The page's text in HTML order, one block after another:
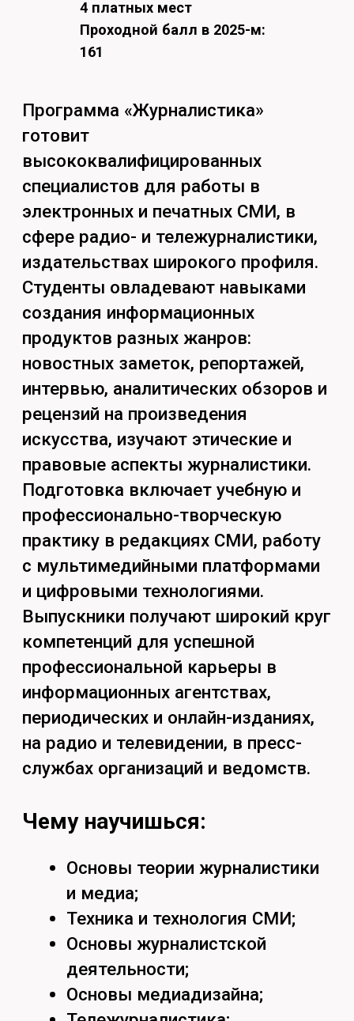
создания информационных
продуктов разных жанров:
новостных заметок, репортажей,
правовые аспекты журналистики.
Подготовка включает учебную и
профессионально-творческую
практику в редакциях СМИ, работу
с мультимедийными платформами
и цифровыми технологиями.
Выпускники получают широкий круг
компетенций для успешной
профессиональной карьеры в
информационных агентствах,
периодических и онлайн-изданиях,
на радио и телевидении, в пресс-
службах организаций и ведомств.
Чему научишься:
Основы теории журналистики
и медиа;
Техника и технология СМИ;
Основы журналистской
Основы медиадизайна;
Тележурналистика;
Актуальные проблемы
современности и
журналистика;
Этика и аксиология
журналистики.
Кем будешь работать:
Сотрудники печатных СМИ;
Работники радио и
телевидения;
Сетевые журналисты;
Корреспонденты;
Обозреватели;
Редакторы новостных лент;
агентств;
Постоянные корреспонденты
в государственных и
муниципальных структурах;
Специалисты пресс-служб,